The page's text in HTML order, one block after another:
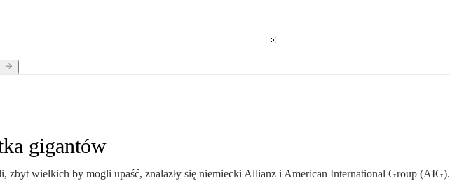
gigantów
zbyt wielkich by mogli upaść, znalazły się niemiecki Allianz i American International Group (AIG).